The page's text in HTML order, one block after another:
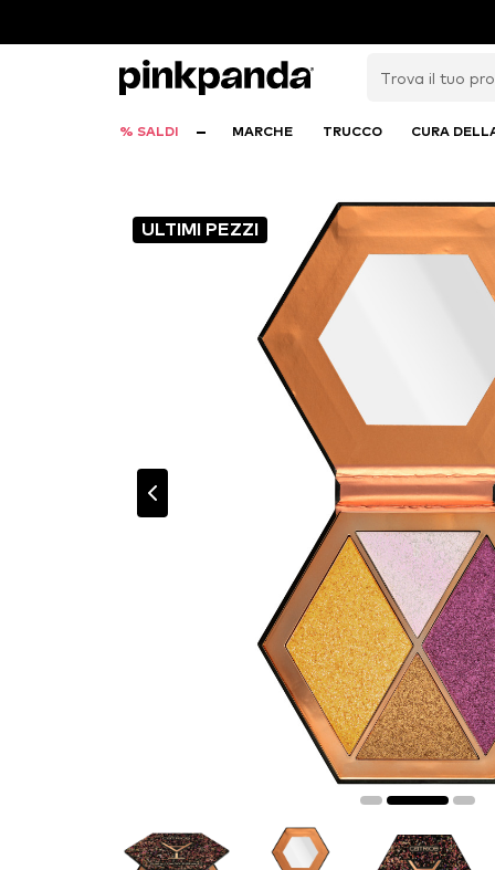
% SALDI MARCHE TRUCCO CURA
ULTIMI PEZZI